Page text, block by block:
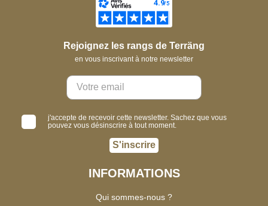
Rejoignez les rangs de Terräng
en vous inscrivant à notre newsletter
j'accepte de recevoir cette newsletter. Sachez que vous
pouvez vous désinscrire à tout moment.
S'inscrire
INFORMATIONS
Qui sommes-nous ?